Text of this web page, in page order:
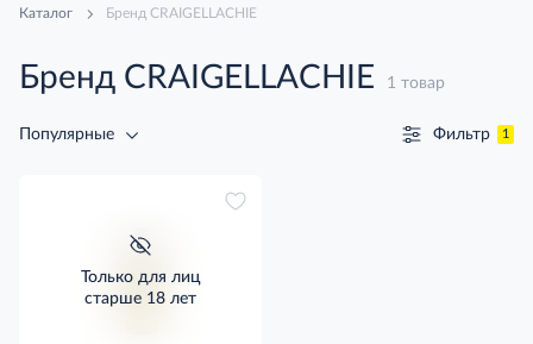
Каталог Бренд CRAIGELLACHIE
Бренд CRAIGELLACHIE 1 товар
Популярные Фильтр 1
Только для лиц
старше 18 лет